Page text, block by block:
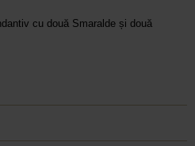
cu două Smaralde și două